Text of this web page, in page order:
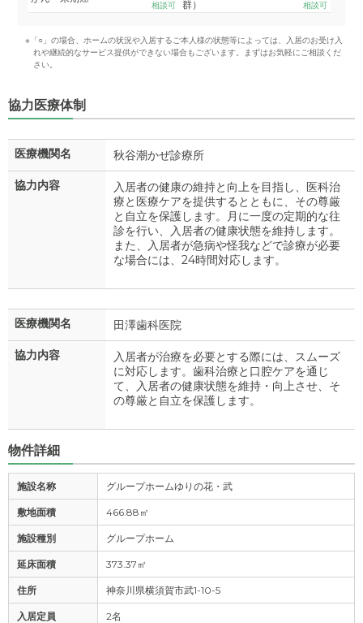
相談可
群）
相談可
※「○」の場合、ホームの状況や入居するご本人様の状態等によっては、入居のお受け入
れや継続的なサービス提供ができない場合もございます。まずはお気軽にご相談くだ
さい。
協力医療体制
医療機関名 秋谷潮かぜ診療所
協力内容
入居者の健康の維持と向上を目指し、医科治
療と医療ケアを提供するとともに、その尊厳
と自立を保護します。月に一度の定期的な往
診を行い、入居者の健康状態を維持します。
また、入居者が急病や怪我などで診療が必要
な場合には、24時間対応します。
医療機関名 田澤歯科医院
協力内容
入居者が治療を必要とする際には、スムーズ
に対応します。歯科治療と口腔ケアを通じ
て、入居者の健康状態を維持・向上させ、そ
の尊厳と自立を保護します。
物件詳細
施設名称 グループホームゆりの花・武
敷地面積 466.88㎡
施設種別 グループホーム
延床面積 373.37㎡
住所 神奈川県横須賀市武1-10-5
入居定員 2名